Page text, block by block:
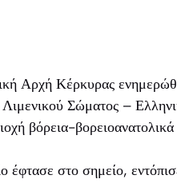
Αρχή Κέρκυρας
Σώματος –
βόρεια-βορειοανατολικά
έφτασε στο σημείο,